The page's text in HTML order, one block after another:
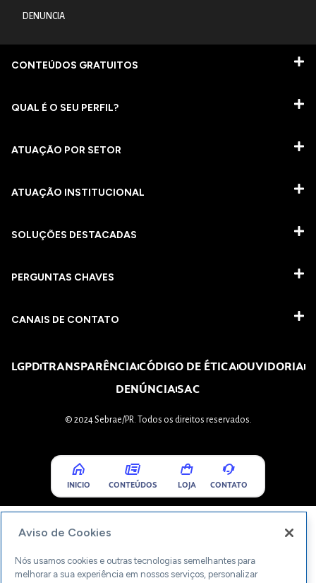
DENUNCIA
CONTEÚDOS GRATUITOS
QUAL É O SEU PERFIL?
ATUAÇÃO POR SETOR
ATUAÇÃO INSTITUCIONAL
SOLUÇÕES DESTACADAS
PERGUNTAS CHAVES​
CANAIS DE CONTATO
LGPDTRANSPARÊNCIACÓDIGO DE ÉTICAOUVIDORIA
DENÚNCIASAC
© 2024 Sebrae/PR. Todos os direitos reservados.
INICIO CONTEÚDOS LOJA CONTATO
Aviso de Cookies
Nós usamos cookies e outras tecnologias semelhantes para
melhorar a sua experiência em nossos serviços, personalizar